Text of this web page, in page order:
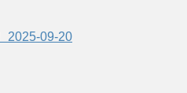
2025-09-20